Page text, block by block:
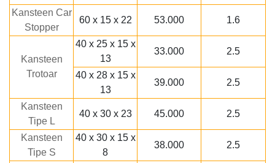
Kansteen Car
Stopper
60 x 15 x 22 53.000 1.6
Kansteen
Trotoar
40 x 25 x 15 x
13
33.000 2.5
40 x 28 x 15 x
13
39.000 2.5
Kansteen
Tipe L
40 x 30 x 23 45.000 2.5
Kansteen
Tipe S
40 x 30 x 15 x
8
38.000 2.5